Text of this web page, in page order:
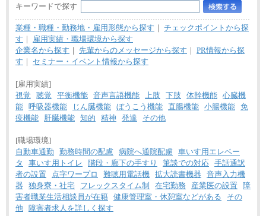
キーワードで探す
業種・職種・勤務地・雇用形態から探す ｜ チェックポイントから探
す ｜
雇用実績・職場環境から探す
企業名から探す ｜ 先輩からのメッセージから探す ｜ PR情報から探
す ｜ セミナー・イベント情報から探す
[雇用実績]
視覚
聴覚 平衡機能 音声言語機能 上肢 下肢 体幹機能 心臓機
能 呼吸器機能 じん臓機能 ぼうこう機能 直腸機能 小腸機能 免
疫機能
肝臓機能 知的 精神 発達 その他
[職場環境]
自動車通勤
勤務時間の配慮 病院へ通院配慮 車いす用エレベー
タ
車いす用トイレ 階段・廊下の手すり 筆談での対応 手話通訳
者の設置
点字ワープロ 難聴用電話機 拡大読書機器
音声入力機
器
独身寮・社宅 フレックスタイム制 在宅勤務 産業医の設置
障
害者職業生活相談員が在籍 健康管理室・休憩室などがある
その
他
障害者求人を詳しく探す